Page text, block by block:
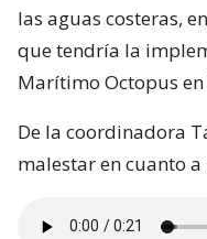
las aguas costeras,
que tendría la
Marítimo Octopus en
De la coordinadora
malestar en cuanto